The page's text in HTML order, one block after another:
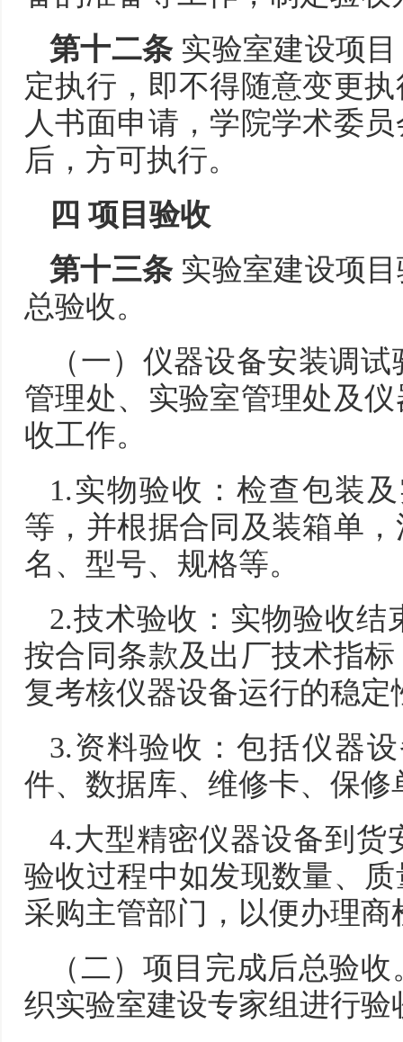
第十二条实验室建设项目
定执行，即不得随意变更
人书面申请，学院学术委
后，方可执行。
四 项目验收
第十三条实验室建设项目
总验收。
（一）仪器设备安装调
管理处、实验室管理处及
收工作。
1.实物验收：检查包装
等，并根据合同及装箱单
名、型号、规格等。
2.技术验收：实物验收
按合同条款及出厂技术指
复考核仪器设备运行的稳定
3.资料验收：包括仪器
件、数据库、维修卡、保修
4.大型精密仪器设备到货
验收过程中如发现数量、
采购主管部门，以便办理商
（二）项目完成后总验
织实验室建设专家组进行验